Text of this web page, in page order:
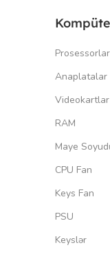
Anaplatalar
Videokartlar
RAM
Maye
CPU Fan
Keys Fan
PSU
Keyslər